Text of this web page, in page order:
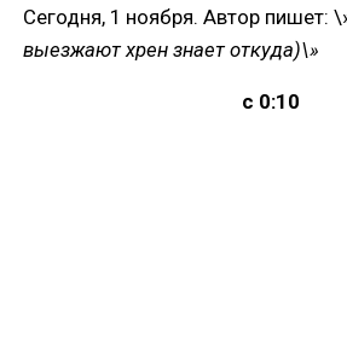
Сегодня, 1 ноября. Автор пишет:
выезжают хрен знает откуда)\»
с 0:10